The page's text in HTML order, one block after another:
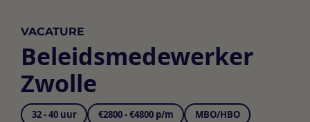
VACATURE
Beleidsmedewerker
Zwolle
32 - 40 uur €2800 - €4800 p/m MBO/HBO